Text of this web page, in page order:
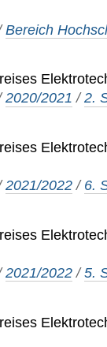
Bereich
2020/2021 /2.
2021/2022 / 6.
2021/2022 /5.